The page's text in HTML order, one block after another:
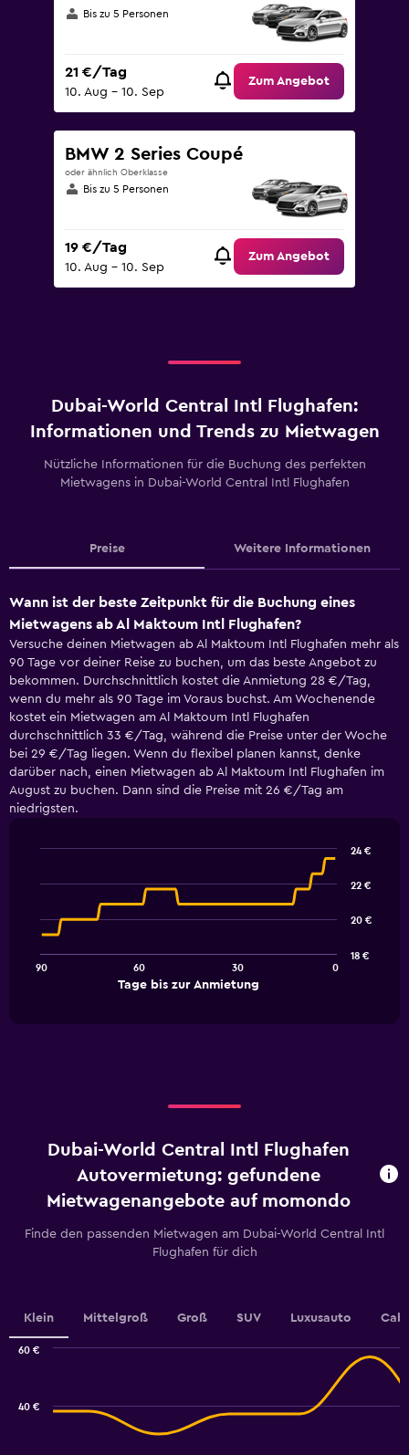
Bis zu 5 Personen
21 €/Tag
10. Aug – 10. Sep
Zum Angebot
BMW 2 Series Coupé
oder ähnlich Oberklasse
Bis zu 5 Personen
19 €/Tag
10. Aug – 10. Sep
Zum Angebot
Dubai-World Central Intl Flughafen:
Informationen und Trends zu Mietwagen
Nützliche Informationen für die Buchung des perfekten
Mietwagens in Dubai-World Central Intl Flughafen
Preise Weitere Informationen
Wann ist der beste Zeitpunkt für die Buchung eines
Mietwagens ab Al Maktoum Intl Flughafen?
Versuche deinen Mietwagen ab Al Maktoum Intl Flughafen mehr als
90 Tage vor deiner Reise zu buchen, um das beste Angebot zu
bekommen. Durchschnittlich kostet die Anmietung 28 €/Tag,
wenn du mehr als 90 Tage im Voraus buchst. Am Wochenende
kostet ein Mietwagen am Al Maktoum Intl Flughafen
durchschnittlich 33 €/Tag, während die Preise unter der Woche
bei 29 €/Tag liegen. Wenn du flexibel planen kannst, denke
darüber nach, einen Mietwagen ab Al Maktoum Intl Flughafen im
August zu buchen. Dann sind die Preise mit 26 €/Tag am
niedrigsten.
chart
points.
The
Anmietung.
categories.
chart
displaying
values.
Range:
24.
Tage bis zur Anmietung
90 60 30 0
18 €
20 €
22 €
24 €
Dubai-World Central Intl Flughafen
Autovermietung: gefundene
Mietwagenangebote auf momondo
Finde den passenden Mietwagen am Dubai-World Central Intl
Flughafen für dich
Klein Mittelgroß Groß SUV Luxusauto
40 €
60 €